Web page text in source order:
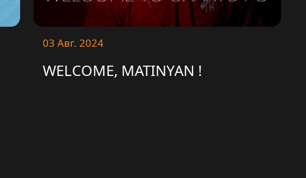
03 Авг. 2024
WELCOME, MATINYAN !